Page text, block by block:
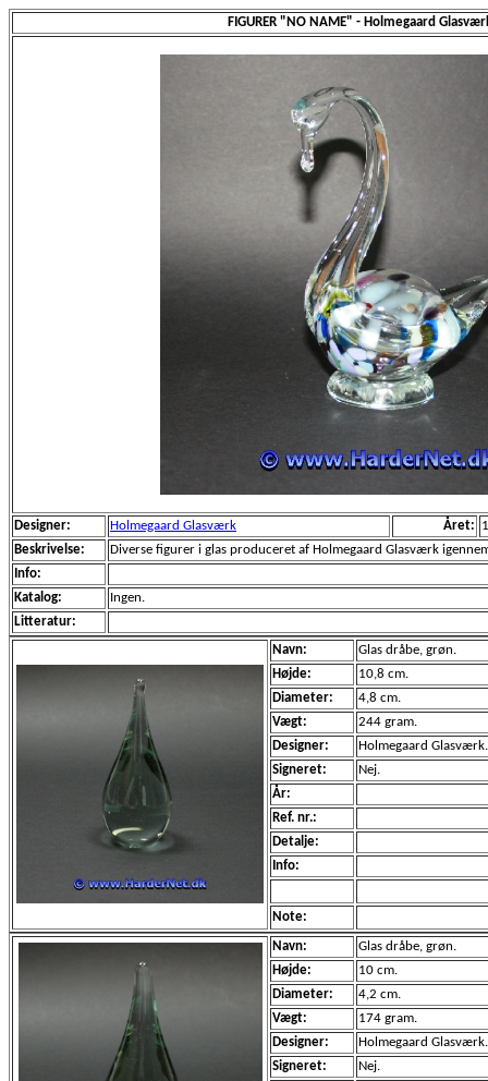
FIGURER "NO NAME" - Holmegaard
Designer: Holmegaard Glasværk Året:
Beskrivelse:
Diverse figurer i glas produceret af Holmegaard Glasværk
Info:
Katalog:
Ingen.
Litteratur:
Navn:
Glas dråbe, grøn.
Højde:
10,8 cm.
Diameter:
4,8 cm.
Vægt:
244 gram.
Designer:
Holmegaard Glasværk.
Signeret:
Nej.
År:
Ref. nr.:
Detalje:
Info:
Note:
Navn:
Glas dråbe, grøn.
Højde:
10 cm.
Diameter:
4,2 cm.
Vægt:
174 gram.
Designer:
Holmegaard Glasværk.
Signeret:
Nej.